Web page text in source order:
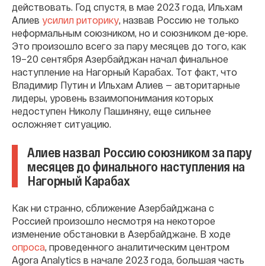
действовать. Год спустя, в мае 2023 года, Ильхам
Алиев усилил риторику, назвав Россию не только
неформальным союзником, но и союзником де-юре.
Это произошло всего за пару месяцев до того, как
19–20 сентября Азербайджан начал финальное
наступление на Нагорный Карабах. Тот факт, что
Владимир Путин и Ильхам Алиев — авторитарные
лидеры, уровень взаимопонимания которых
недоступен Николу Пашиняну, еще сильнее
осложняет ситуацию.
Алиев назвал Россию союзником за пару
месяцев до финального наступления на
Нагорный Карабах
Как ни странно, сближение Азербайджана с
Россией произошло несмотря на некоторое
изменение обстановки в Азербайджане. В ходе
опроса, проведенного аналитическим центром
Agora Analytics в начале 2023 года, большая часть